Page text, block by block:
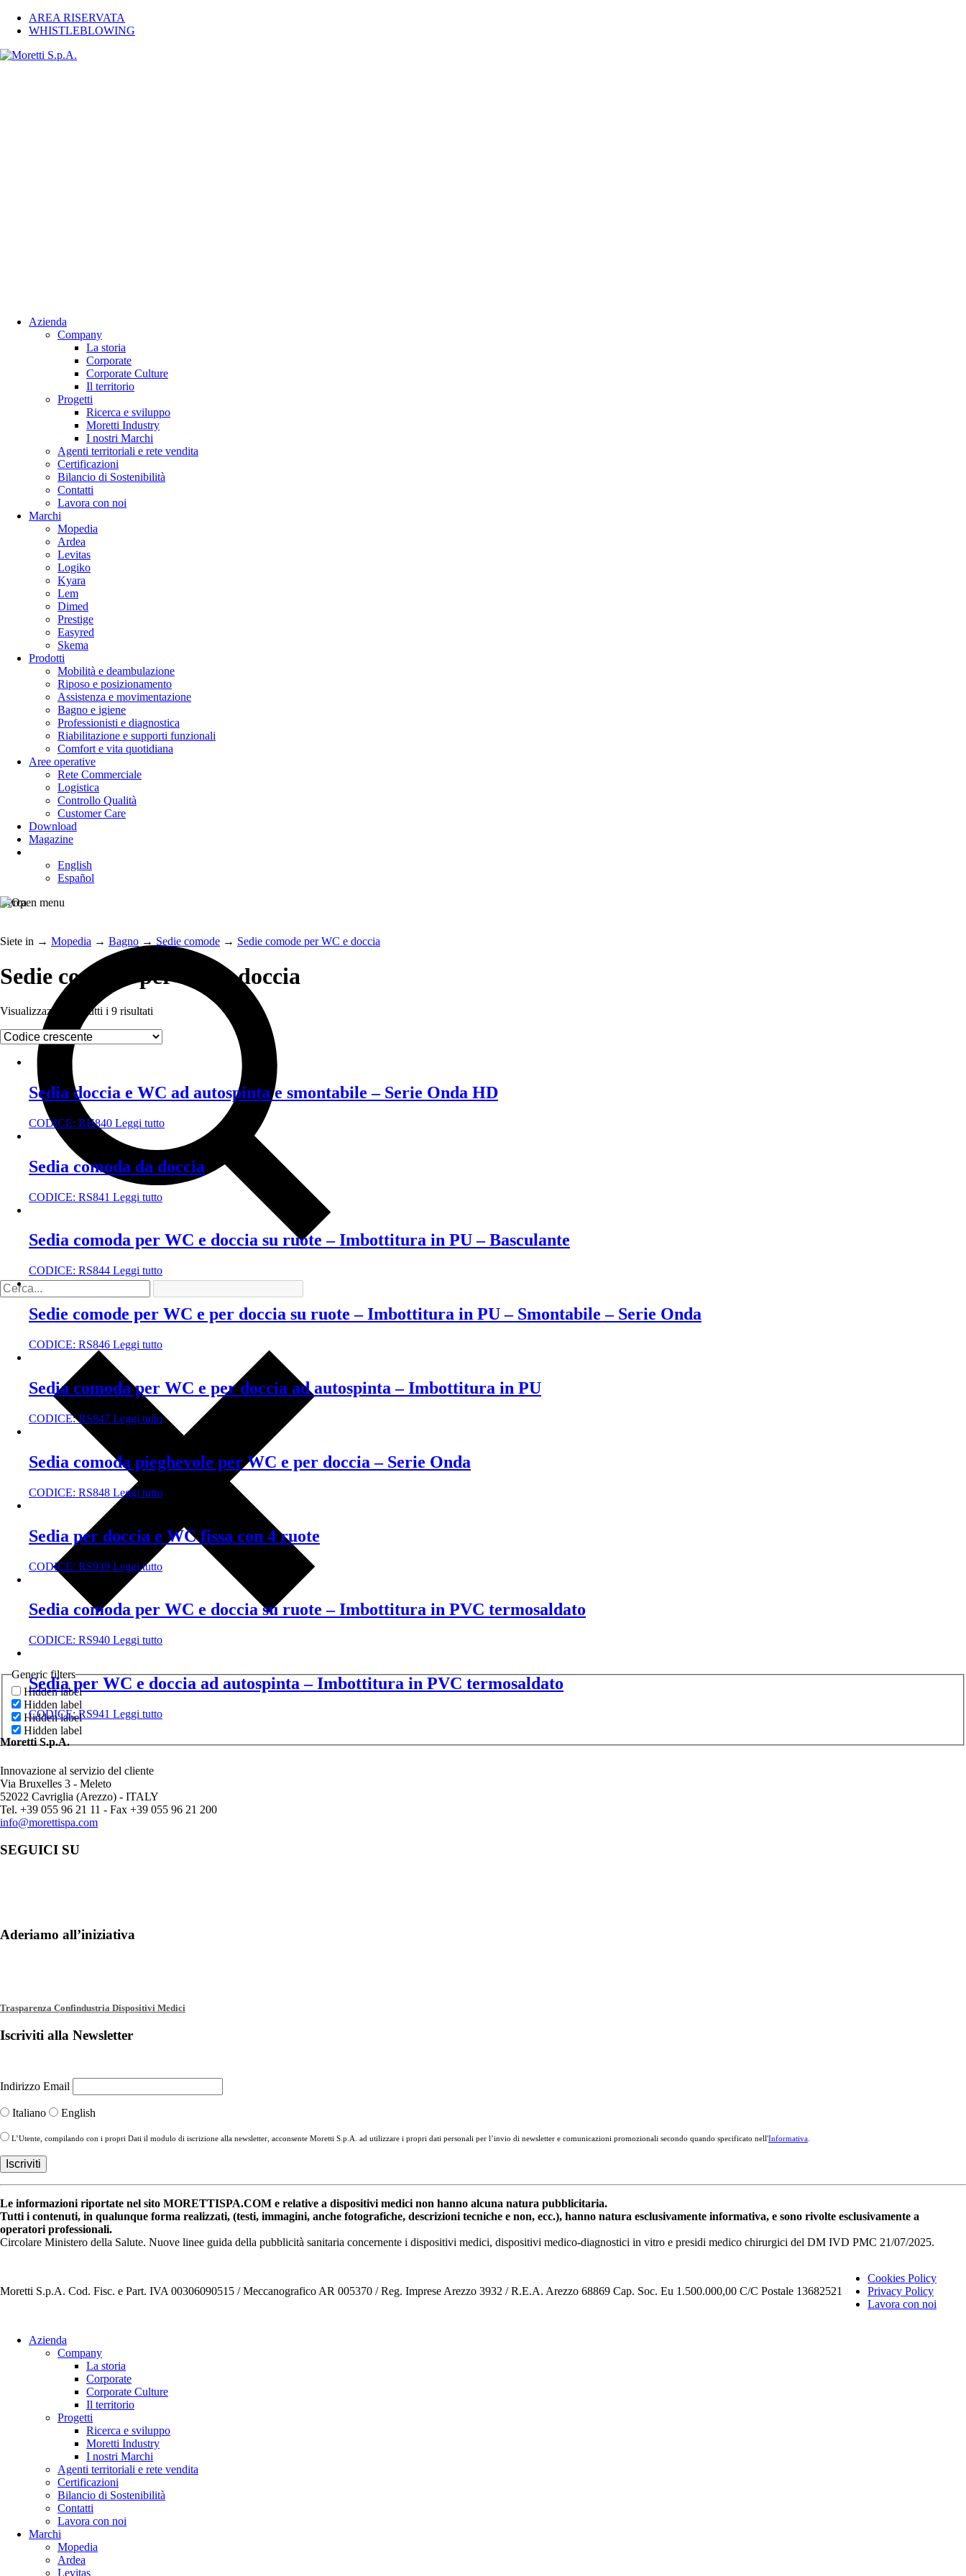
AREA RISERVATA
WHISTLEBLOWING
Azienda
Company
La storia
Corporate
Corporate Culture
Il territorio
Progetti
Ricerca e sviluppo
Moretti Industry
I nostri Marchi
Agenti territoriali e rete vendita
Certificazioni
Bilancio di Sostenibilità
Contatti
Lavora con noi
Marchi
Mopedia
Ardea
Levitas
Logiko
Kyara
Lem
Dimed
Prestige
Easyred
Skema
Prodotti
Mobilità e deambulazione
Riposo e posizionamento
Assistenza e movimentazione
Bagno e igiene
Professionisti e diagnostica
Riabilitazione e supporti funzionali
Comfort e vita quotidiana
Aree operative
Rete Commerciale
Logistica
Controllo Qualità
Customer Care
Download
Magazine
English
Español
Cerca
Generic filters
Hidden label
Hidden label
Hidden label
Hidden label
Siete in → Mopedia → Bagno → Sedie comode → Sedie comode per WC e doccia
Sedie comode per WC e doccia
Visualizzazione di tutti i 9 risultati
Sedia doccia e WC ad autospinta e smontabile – Serie Onda HD
CODICE: RH840 Leggi tutto
Sedia comoda da doccia
CODICE: RS841 Leggi tutto
Sedia comoda per WC e doccia su ruote – Imbottitura in PU – Basculante
CODICE: RS844 Leggi tutto
Sedie comode per WC e per doccia su ruote – Imbottitura in PU – Smontabile – Serie Onda
CODICE: RS846 Leggi tutto
Sedia comoda per WC e per doccia ad autospinta – Imbottitura in PU
CODICE:RS847 Leggi tutto
Sedia comoda pieghevole per WC e per doccia – Serie Onda
CODICE: RS848 Leggi tutto
Sedia per doccia e WC fissa con 4 ruote
CODICE: RS939 Leggi tutto
Sedia comoda per WC e doccia su ruote – Imbottitura in PVC termosaldato
CODICE: RS940 Leggi tutto
Sedia per WC e doccia ad autospinta – Imbottitura in PVC termosaldato
CODICE:RS941 Leggi tutto
Moretti S.p.A.
Innovazione al servizio del cliente
Via Bruxelles 3 - Meleto
52022 Cavriglia (Arezzo) - ITALY
Tel. +39 055 96 21 11 - Fax +39 055 96 21 200
info@morettispa.com
SEGUICI SU
Aderiamo all’iniziativa
Trasparenza Confindustria Dispositivi Medici
Iscriviti alla Newsletter
Indirizzo Email
Italiano English
L’Utente, compilando con i propri Dati il modulo di iscrizione alla newsletter, acconsente Moretti S.p.A. ad utilizzare i propri dati personali per l’invio di newsletter e comunicazioni promozionali secondo quando specificato nell'Informativa
Le informazioni riportate nel sito MORETTISPA.COM e relative a dispositivi medici non hanno alcuna natura pubblicitaria.
Tutti i contenuti, in qualunque forma realizzati, (testi, immagini, anche fotografiche, descrizioni tecniche e non, ecc.), hanno natura esclusivamente informativa, e sono rivolte esclusivamente a
operatori professionali.
Circolare Ministero della Salute. Nuove linee guida della pubblicità sanitaria concernente i dispositivi medici, dispositivi medico-diagnostici in vitro e presidi medico chirurgici del DM IVD PMC 21/07/2025.
Moretti S.p.A. Cod. Fisc. e Part. IVA 00306090515 / Meccanografico AR 005370 / Reg. Imprese Arezzo 3932 / R.E.A. Arezzo 68869 Cap. Soc. Eu 1.500.000,00 C/C Postale 13682521
Cookies Policy
Privacy Policy
Lavora con noi
Azienda
Company
La storia
Corporate
Corporate Culture
Il territorio
Progetti
Ricerca e sviluppo
Moretti Industry
I nostri Marchi
Agenti territoriali e rete vendita
Certificazioni
Bilancio di Sostenibilità
Contatti
Lavora con noi
Marchi
Mopedia
Ardea
Levitas